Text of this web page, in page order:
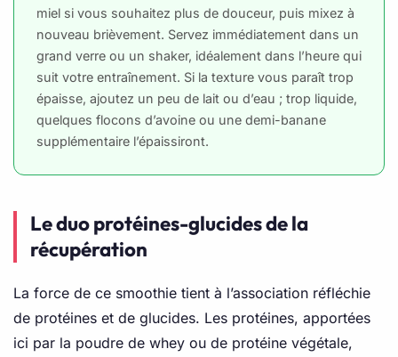
miel si vous souhaitez plus de douceur, puis mixez à
nouveau brièvement. Servez immédiatement dans un
grand verre ou un shaker, idéalement dans l’heure qui
suit votre entraînement. Si la texture vous paraît trop
épaisse, ajoutez un peu de lait ou d’eau ; trop liquide,
quelques flocons d’avoine ou une demi-banane
supplémentaire l’épaissiront.
Le duo protéines-glucides de la
récupération
La force de ce smoothie tient à l’association réfléchie
de protéines et de glucides. Les protéines, apportées
ici par la poudre de whey ou de protéine végétale,